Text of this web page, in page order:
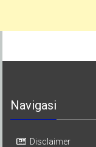
Navigasi
Disclaimer